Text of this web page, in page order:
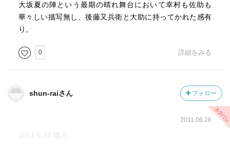
大坂夏の陣という最期の晴れ舞台において幸村も佐助も
華々しい描写無し、後藤又兵衛と大助に持ってかれた感有
り。
0 詳細をみる
shun-raiさん フォロー
2011.06.26
2011.6.24 購入